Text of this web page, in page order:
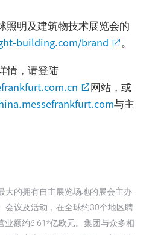
照明及建筑物技术展览会的
building.com/brand 。
情，请登陆
网站，或
与主
大的拥有自主展览场地的展会主办
会议及活动，在全球约30个地区聘
业额约6.61*亿欧元。集团与众多相